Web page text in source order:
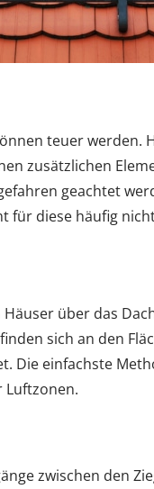
teuer werden.
zusätzlichen
geachtet
für diese häufig
über das
sich an den
Die einfachste
Luftzonen.
zwischen den